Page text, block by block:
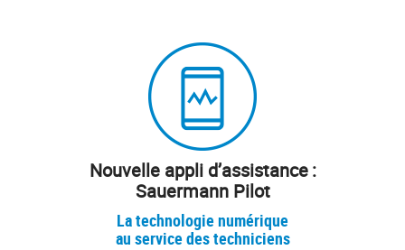
Nouvelle appli d’assistance :
Sauermann Pilot
La technologie numérique
au service des techniciens